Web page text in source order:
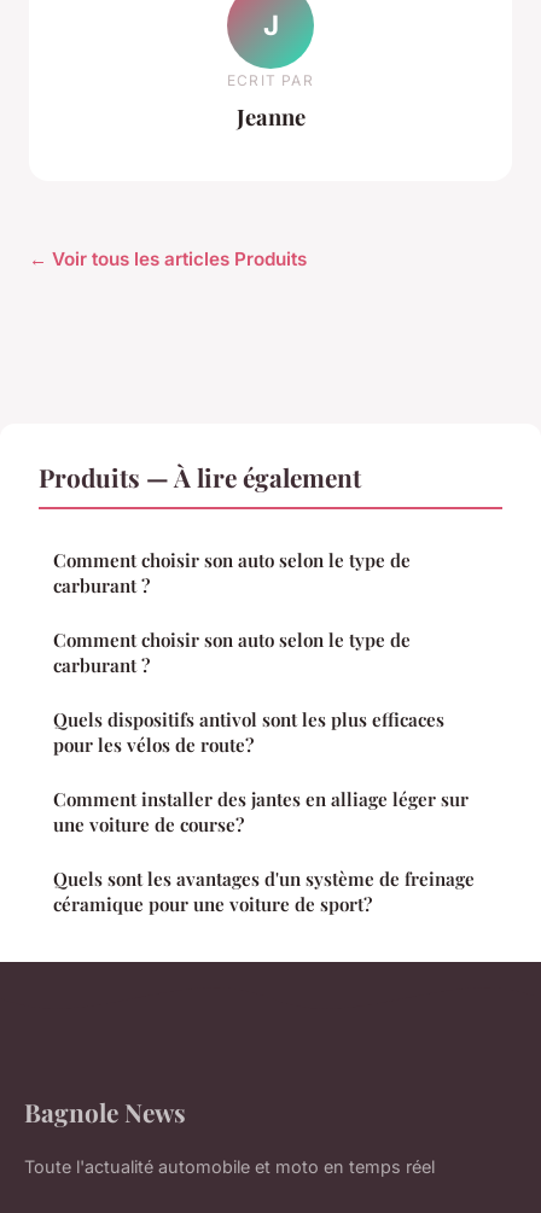
J
ECRIT PAR
Jeanne
← Voir tous les articles Produits
Produits — À lire également
Comment choisir son auto selon le type de
carburant ?
Comment choisir son auto selon le type de
carburant ?
Quels dispositifs antivol sont les plus efficaces
pour les vélos de route?
Comment installer des jantes en alliage léger sur
une voiture de course?
Quels sont les avantages d'un système de freinage
céramique pour une voiture de sport?
Bagnole News
Toute l'actualité automobile et moto en temps réel